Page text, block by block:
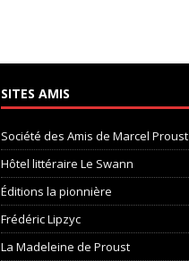
SITES AMIS
Société des Amis de Marcel Proust
Hôtel littéraire Le Swann
Éditions la pionnière
Frédéric Lipzyc
La Madeleine de Proust